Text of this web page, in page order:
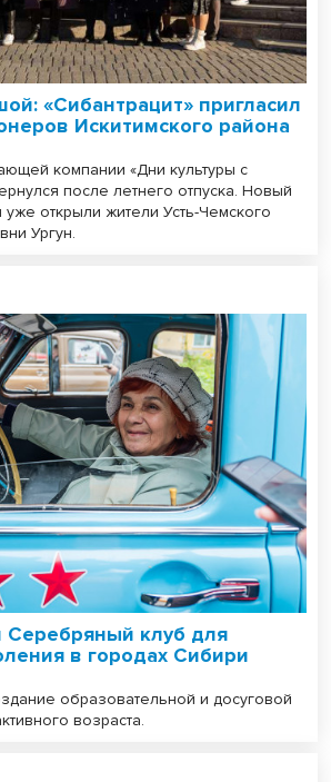
«Сибантрацит» пригласил
Искитимского района
компании «Дни культуры с
после летнего отпуска. Новый
уже открыли жители Усть-Чемского
Ургун.
Серебряный клуб для
в городах Сибири
образовательной и досуговой
возраста.